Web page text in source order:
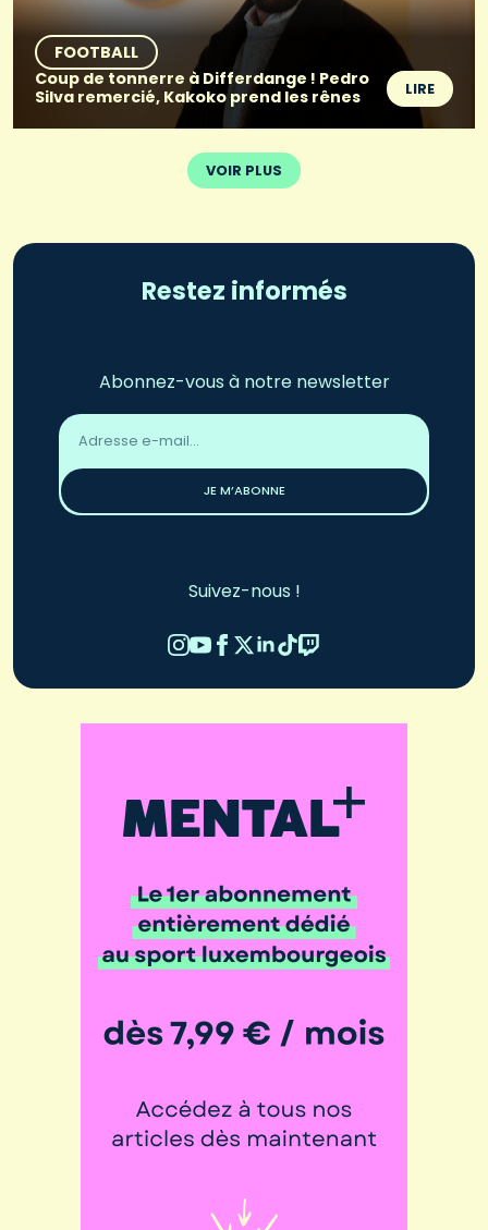
FOOTBALL
Coup de tonnerre à Differdange ! Pedro
Silva remercié, Kakoko prend les rênes
LIRE
VOIR PLUS
Restez informés
Abonnez-vous à notre newsletter
Adresse
email
JE M’ABONNE
Suivez-nous !